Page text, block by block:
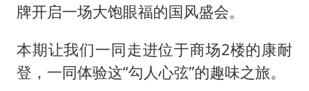
日本试射“战斧”导弹，国防部回应
胡彦斌韩磊 谁帮谁
牌开启一场大饱眼福的国风盛会。
本期让我们一同走进位于商场2楼的康耐
登，一同体验这“勾人心弦”的趣味之旅。